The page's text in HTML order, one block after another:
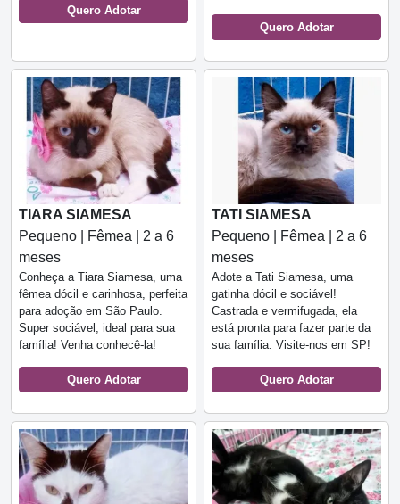
Quero Adotar
Quero Adotar
TIARA SIAMESA
Pequeno | Fêmea | 2 a 6
meses
Conheça a Tiara Siamesa, uma
fêmea dócil e carinhosa, perfeita
para adoção em São Paulo.
Super sociável, ideal para sua
família! Venha conhecê-la!
Quero Adotar
TATI SIAMESA
Pequeno | Fêmea | 2 a 6
meses
Adote a Tati Siamesa, uma
gatinha dócil e sociável!
Castrada e vermifugada, ela
está pronta para fazer parte da
sua família. Visite-nos em SP!
Quero Adotar